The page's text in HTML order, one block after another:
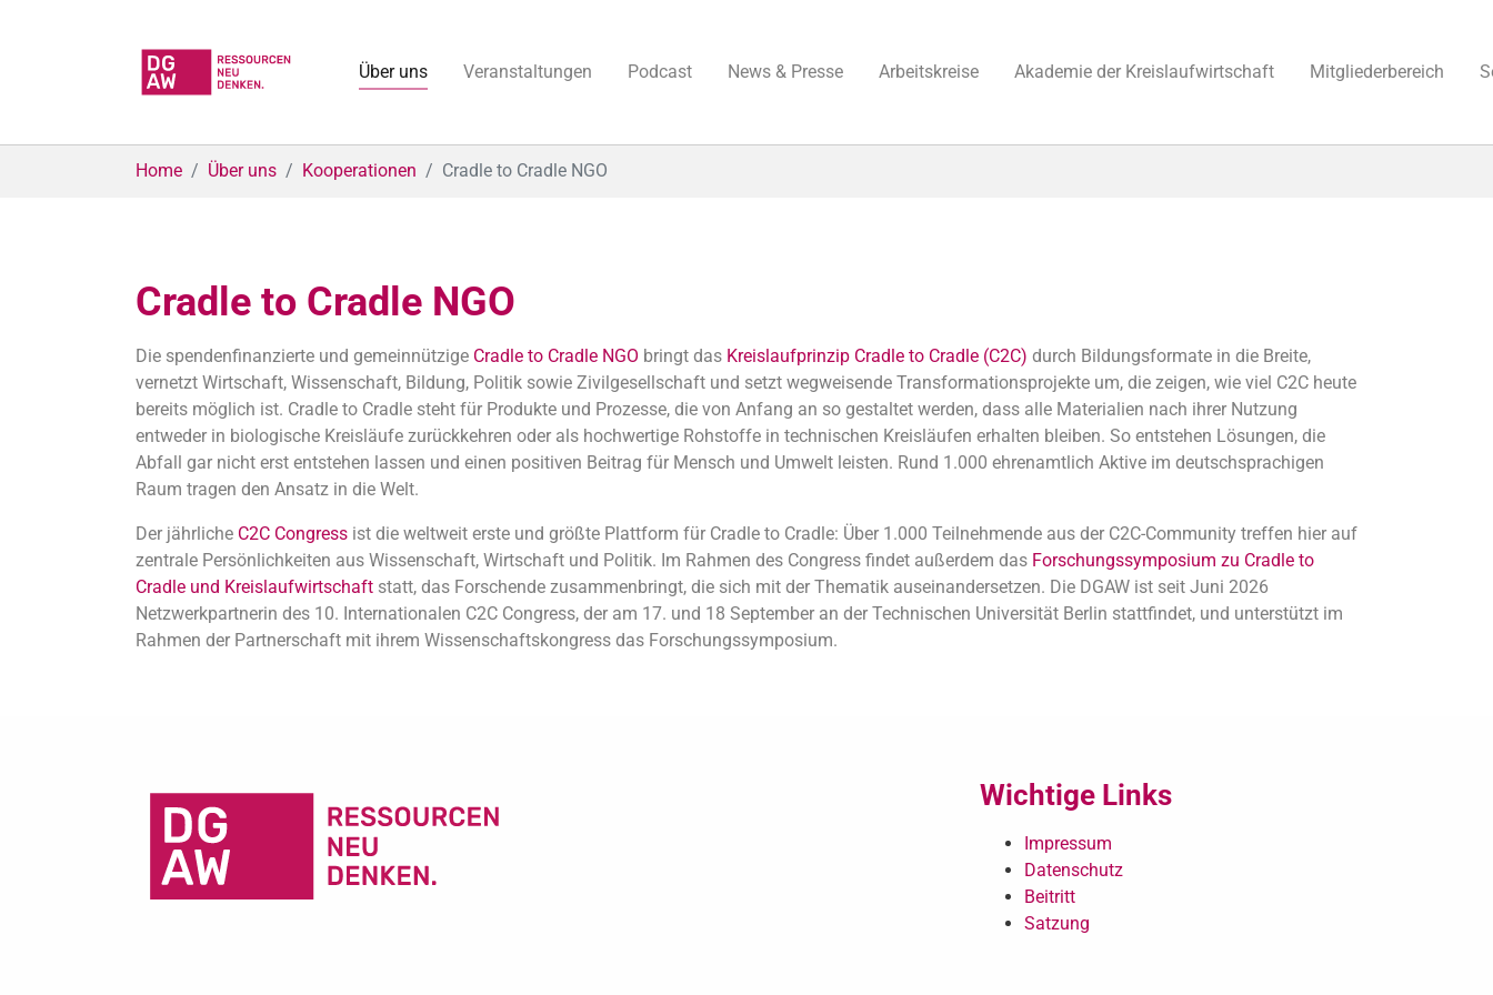
Über uns Veranstaltungen Podcast News & Presse Arbeitskreise Akademie der Kreislaufwirtschaft Mitgliederbereich
You are here:
Home Über uns Kooperationen Cradle to Cradle NGO
Cradle to Cradle NGO
Die spendenfinanzierte und gemeinnützige Cradle to Cradle NGO bringt das Kreislaufprinzip Cradle to Cradle (C2C) durch Bildungsformate in die Breite,
vernetzt Wirtschaft, Wissenschaft, Bildung, Politik sowie Zivilgesellschaft und setzt wegweisende Transformationsprojekte um, die zeigen, wie viel C2C heute
bereits möglich ist. Cradle to Cradle steht für Produkte und Prozesse, die von Anfang an so gestaltet werden, dass alle Materialien nach ihrer Nutzung
entweder in biologische Kreisläufe zurückkehren oder als hochwertige Rohstoffe in technischen Kreisläufen erhalten bleiben. So entstehen Lösungen, die
Abfall gar nicht erst entstehen lassen und einen positiven Beitrag für Mensch und Umwelt leisten. Rund 1.000 ehrenamtlich Aktive im deutschsprachigen
Raum tragen den Ansatz in die Welt.
Der jährliche C2C Congress ist die weltweit erste und größte Plattform für Cradle to Cradle: Über 1.000 Teilnehmende aus der C2C-Community treffen hier auf
zentrale Persönlichkeiten aus Wissenschaft, Wirtschaft und Politik. Im Rahmen des Congress findet außerdem das Forschungssymposium zu Cradle to
Cradle und Kreislaufwirtschaft statt, das Forschende zusammenbringt, die sich mit der Thematik auseinandersetzen. Die DGAW ist seit Juni 2026
Netzwerkpartnerin des 10. Internationalen C2C Congress, der am 17. und 18 September an der Technischen Universität Berlin stattfindet, und unterstützt im
Rahmen der Partnerschaft mit ihrem Wissenschaftskongress das Forschungssymposium.
Wichtige Links
Impressum
Datenschutz
Beitritt
Satzung